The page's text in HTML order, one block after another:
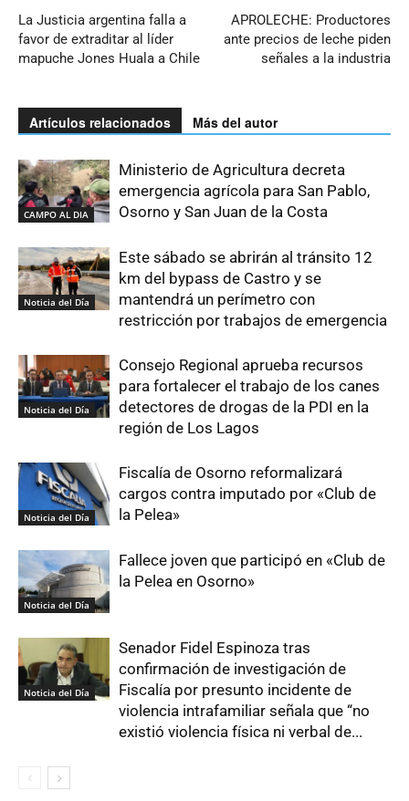
La Justicia argentina falla a
favor de extraditar al líder
mapuche Jones Huala a Chile
APROLECHE: Productores
ante precios de leche piden
señales a la industria
Artículos relacionados Más del autor
CAMPO AL DIA
Ministerio de Agricultura decreta
emergencia agrícola para San Pablo,
Osorno y San Juan de la Costa
Noticia del Día
Este sábado se abrirán al tránsito 12
km del bypass de Castro y se
mantendrá un perímetro con
restricción por trabajos de emergencia
Noticia del Día
Consejo Regional aprueba recursos
para fortalecer el trabajo de los canes
detectores de drogas de la PDI en la
región de Los Lagos
Noticia del Día
Fiscalía de Osorno reformalizará
cargos contra imputado por «Club de
la Pelea»
Noticia del Día
Fallece joven que participó en «Club de
la Pelea en Osorno»
Noticia del Día
Senador Fidel Espinoza tras
confirmación de investigación de
Fiscalía por presunto incidente de
violencia intrafamiliar señala que “no
existió violencia física ni verbal de...